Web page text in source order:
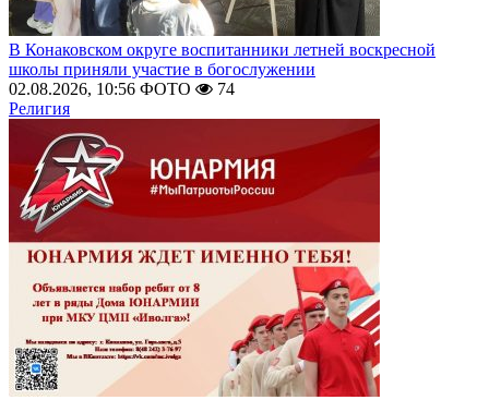
В Конаковском округе воспитанники летней воскресной
школы приняли участие в богослужении
02.08.2026, 10:56 ФОТО
74
Религия